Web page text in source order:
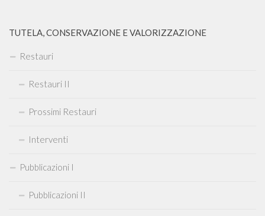
TUTELA, CONSERVAZIONE E VALORIZZAZIONE
Restauri
Restauri II
Prossimi Restauri
Interventi
Pubblicazioni I
Pubblicazioni II